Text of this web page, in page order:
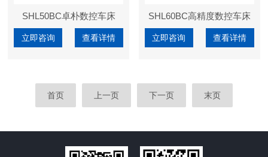
SHL50BC卓朴数控车床
立即咨询 查看详情
SHL60BC高精度数控车床
立即咨询 查看详情
首页 上一页 下一页 末页